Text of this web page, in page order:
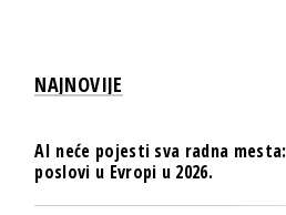
NAJNOVIJE
AI neće pojesti sva radna
poslovi u Evropi u 2026.